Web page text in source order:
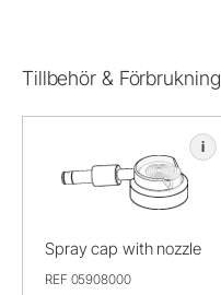
Tillbehör & Förbrukning
i
Spray cap with nozzle
REF 05908000